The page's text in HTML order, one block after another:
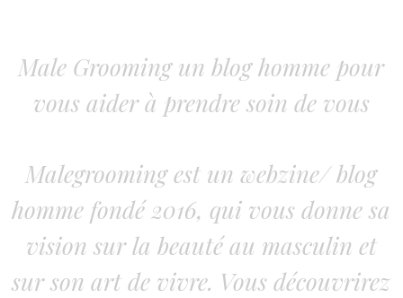
Male Grooming un blog homme pour
vous aider à prendre soin de vous
Malegrooming est un webzine/ blog
homme fondé 2016, qui vous donne sa
vision sur la beauté au masculin et
sur son art de vivre. Vous découvrirez